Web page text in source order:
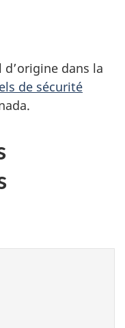
dans la
de sécurité